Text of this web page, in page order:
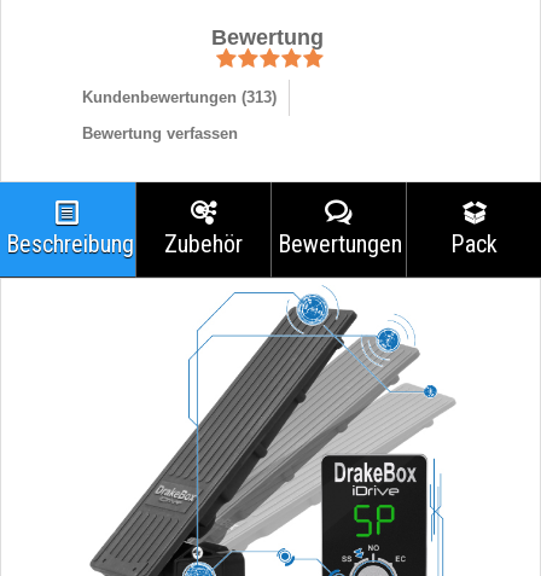
Bewertung
Kundenbewertungen (313)
Bewertung verfassen
Beschreibung Zubehör Bewertungen Pack